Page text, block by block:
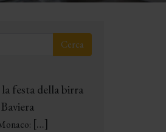
festa della birra
[…]